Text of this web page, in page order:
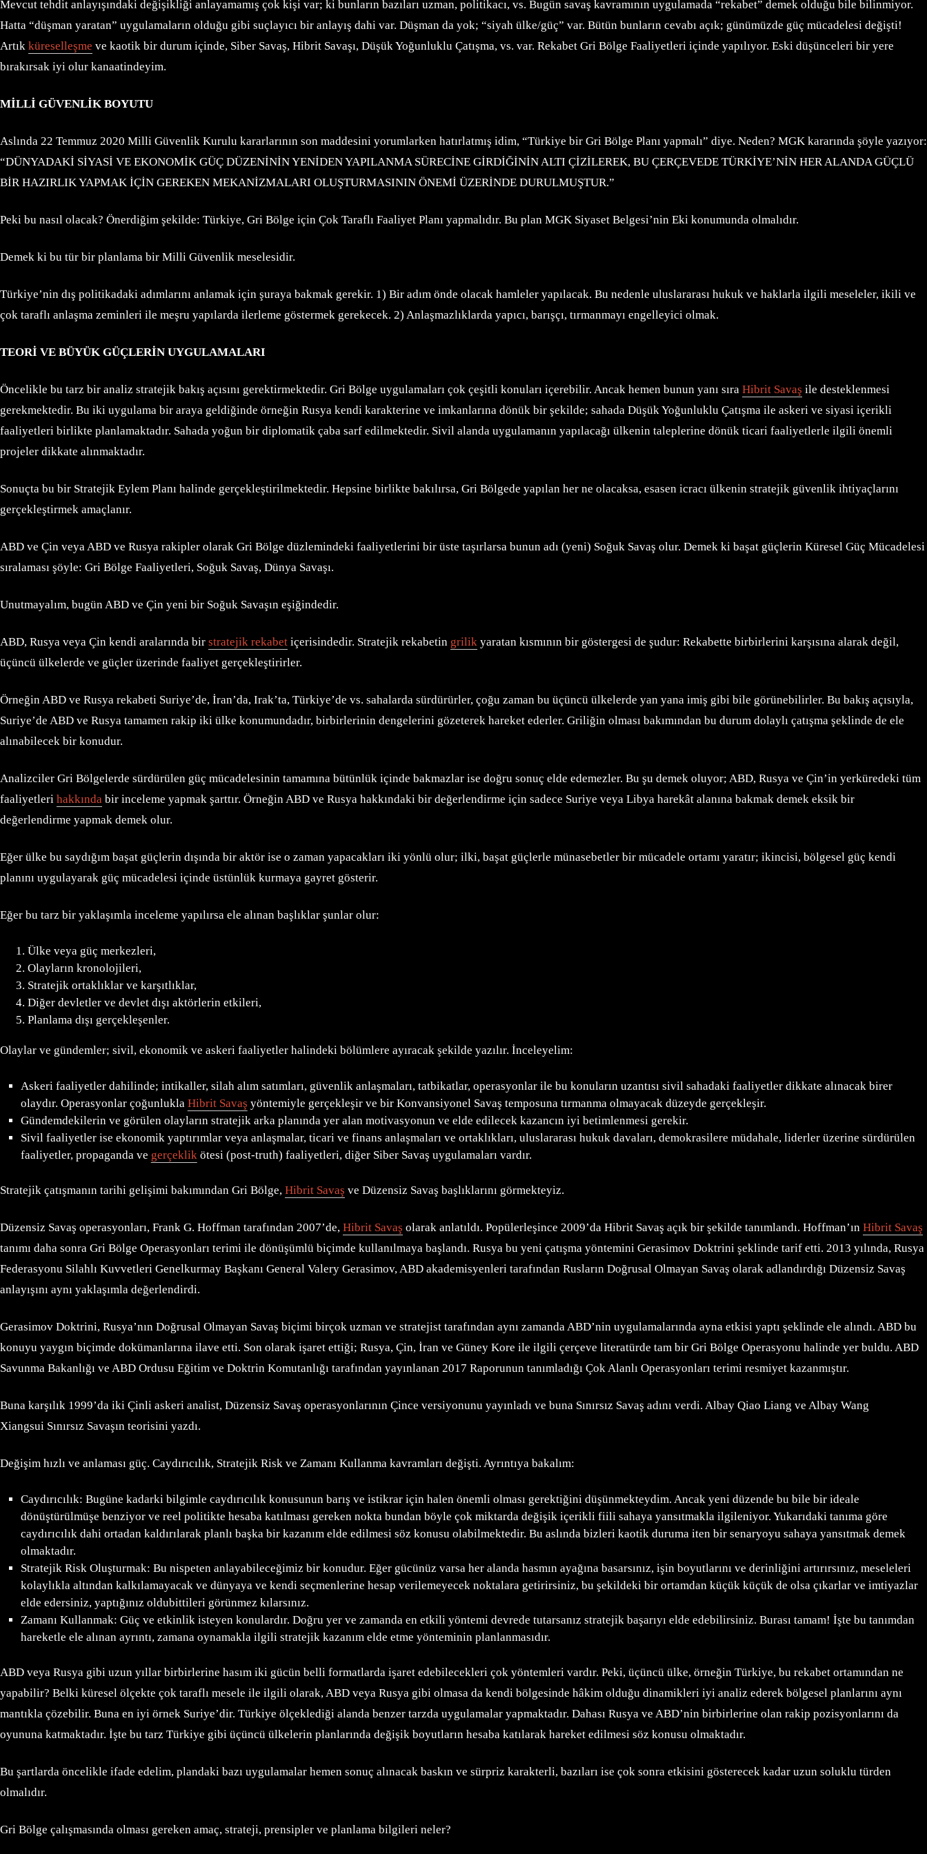
Mevcut tehdit anlayışındaki değişikliği anlayamamış çok kişi var; ki bunların bazıları uzman, politikacı, vs. Bugün savaş kavramının uygulamada “rekabet” demek olduğu bile bilinmiyor.
Hatta “düşman yaratan” uygulamaların olduğu gibi suçlayıcı bir anlayış dahi var. Düşman da yok; “siyah ülke/güç” var. Bütün bunların cevabı açık; günümüzde güç mücadelesi değişti!
Artık küreselleşme ve kaotik bir durum içinde, Siber Savaş, Hibrit Savaşı, Düşük Yoğunluklu Çatışma, vs. var. Rekabet Gri Bölge Faaliyetleri içinde yapılıyor. Eski düşünceleri bir yere
bırakırsak iyi olur kanaatindeyim.
MİLLİ GÜVENLİK BOYUTU
Aslında 22 Temmuz 2020 Milli Güvenlik Kurulu kararlarının son maddesini yorumlarken hatırlatmış idim, “Türkiye bir Gri Bölge Planı yapmalı” diye. Neden? MGK kararında şöyle yazıyor:
“DÜNYADAKİ SİYASİ VE EKONOMİK GÜÇ DÜZENİNİN YENİDEN YAPILANMA SÜRECİNE GİRDİĞİNİN ALTI ÇİZİLEREK, BU ÇERÇEVEDE TÜRKİYE’NİN HER ALANDA GÜÇLÜ
BİR HAZIRLIK YAPMAK İÇİN GEREKEN MEKANİZMALARI OLUŞTURMASININ ÖNEMİ ÜZERİNDE DURULMUŞTUR.”
Peki bu nasıl olacak? Önerdiğim şekilde: Türkiye, Gri Bölge için Çok Taraflı Faaliyet Planı yapmalıdır. Bu plan MGK Siyaset Belgesi’nin Eki konumunda olmalıdır.
Demek ki bu tür bir planlama bir Milli Güvenlik meselesidir.
Türkiye’nin dış politikadaki adımlarını anlamak için şuraya bakmak gerekir. 1) Bir adım önde olacak hamleler yapılacak. Bu nedenle uluslararası hukuk ve haklarla ilgili meseleler, ikili ve
çok taraflı anlaşma zeminleri ile meşru yapılarda ilerleme göstermek gerekecek. 2) Anlaşmazlıklarda yapıcı, barışçı, tırmanmayı engelleyici olmak.
TEORİ VE BÜYÜK GÜÇLERİN UYGULAMALARI
Öncelikle bu tarz bir analiz stratejik bakış açısını gerektirmektedir. Gri Bölge uygulamaları çok çeşitli konuları içerebilir. Ancak hemen bunun yanı sıra Hibrit Savaş ile desteklenmesi
gerekmektedir. Bu iki uygulama bir araya geldiğinde örneğin Rusya kendi karakterine ve imkanlarına dönük bir şekilde; sahada Düşük Yoğunluklu Çatışma ile askeri ve siyasi içerikli
faaliyetleri birlikte planlamaktadır. Sahada yoğun bir diplomatik çaba sarf edilmektedir. Sivil alanda uygulamanın yapılacağı ülkenin taleplerine dönük ticari faaliyetlerle ilgili önemli
projeler dikkate alınmaktadır.
Sonuçta bu bir Stratejik Eylem Planı halinde gerçekleştirilmektedir. Hepsine birlikte bakılırsa, Gri Bölgede yapılan her ne olacaksa, esasen icracı ülkenin stratejik güvenlik ihtiyaçlarını
gerçekleştirmek amaçlanır.
ABD ve Çin veya ABD ve Rusya rakipler olarak Gri Bölge düzlemindeki faaliyetlerini bir üste taşırlarsa bunun adı (yeni) Soğuk Savaş olur. Demek ki başat güçlerin Küresel Güç Mücadelesi
sıralaması şöyle: Gri Bölge Faaliyetleri, Soğuk Savaş, Dünya Savaşı.
Unutmayalım, bugün ABD ve Çin yeni bir Soğuk Savaşın eşiğindedir.
ABD, Rusya veya Çin kendi aralarında bir stratejik rekabet içerisindedir. Stratejik rekabetin grilik yaratan kısmının bir göstergesi de şudur: Rekabette birbirlerini karşısına alarak değil,
üçüncü ülkelerde ve güçler üzerinde faaliyet gerçekleştirirler.
Örneğin ABD ve Rusya rekabeti Suriye’de, İran’da, Irak’ta, Türkiye’de vs. sahalarda sürdürürler, çoğu zaman bu üçüncü ülkelerde yan yana imiş gibi bile görünebilirler. Bu bakış açısıyla,
Suriye’de ABD ve Rusya tamamen rakip iki ülke konumundadır, birbirlerinin dengelerini gözeterek hareket ederler. Griliğin olması bakımından bu durum dolaylı çatışma şeklinde de ele
alınabilecek bir konudur.
Analizciler Gri Bölgelerde sürdürülen güç mücadelesinin tamamına bütünlük içinde bakmazlar ise doğru sonuç elde edemezler. Bu şu demek oluyor; ABD, Rusya ve Çin’in yerküredeki tüm
faaliyetleri hakkında bir inceleme yapmak şarttır. Örneğin ABD ve Rusya hakkındaki bir değerlendirme için sadece Suriye veya Libya harekât alanına bakmak demek eksik bir
değerlendirme yapmak demek olur.
Eğer ülke bu saydığım başat güçlerin dışında bir aktör ise o zaman yapacakları iki yönlü olur; ilki, başat güçlerle münasebetler bir mücadele ortamı yaratır; ikincisi, bölgesel güç kendi
planını uygulayarak güç mücadelesi içinde üstünlük kurmaya gayret gösterir.
Eğer bu tarz bir yaklaşımla inceleme yapılırsa ele alınan başlıklar şunlar olur:
Ülke veya güç merkezleri,
Olayların kronolojileri,
Stratejik ortaklıklar ve karşıtlıklar,
Diğer devletler ve devlet dışı aktörlerin etkileri,
Planlama dışı gerçekleşenler.
Olaylar ve gündemler; sivil, ekonomik ve askeri faaliyetler halindeki bölümlere ayıracak şekilde yazılır. İnceleyelim:
Askeri faaliyetler dahilinde; intikaller, silah alım satımları, güvenlik anlaşmaları, tatbikatlar, operasyonlar ile bu konuların uzantısı sivil sahadaki faaliyetler dikkate alınacak birer
olaydır. Operasyonlar çoğunlukla Hibrit Savaş yöntemiyle gerçekleşir ve bir Konvansiyonel Savaş temposuna tırmanma olmayacak düzeyde gerçekleşir.
Gündemdekilerin ve görülen olayların stratejik arka planında yer alan motivasyonun ve elde edilecek kazancın iyi betimlenmesi gerekir.
Sivil faaliyetler ise ekonomik yaptırımlar veya anlaşmalar, ticari ve finans anlaşmaları ve ortaklıkları, uluslararası hukuk davaları, demokrasilere müdahale, liderler üzerine sürdürülen
faaliyetler, propaganda ve gerçeklikötesi (post-truth) faaliyetleri, diğer Siber Savaş uygulamaları vardır.
Stratejik çatışmanın tarihi gelişimi bakımından Gri Bölge, Hibrit Savaş ve Düzensiz Savaş başlıklarını görmekteyiz.
Düzensiz Savaş operasyonları, Frank G. Hoffman tarafından 2007’de, Hibrit Savaş olarak anlatıldı. Popülerleşince 2009’da Hibrit Savaş açık bir şekilde tanımlandı. Hoffman’ın Hibrit Savaş
tanımı daha sonra Gri Bölge Operasyonları terimi ile dönüşümlü biçimde kullanılmaya başlandı. Rusya bu yeni çatışma yöntemini Gerasimov Doktrini şeklinde tarif etti. 2013 yılında, Rusya
Federasyonu Silahlı Kuvvetleri Genelkurmay Başkanı General Valery Gerasimov, ABD akademisyenleri tarafından Rusların Doğrusal Olmayan Savaş olarak adlandırdığı Düzensiz Savaş
anlayışını aynı yaklaşımla değerlendirdi.
Gerasimov Doktrini, Rusya’nın Doğrusal Olmayan Savaş biçimi birçok uzman ve stratejist tarafından aynı zamanda ABD’nin uygulamalarında ayna etkisi yaptı şeklinde ele alındı. ABD bu
konuyu yaygın biçimde dokümanlarına ilave etti. Son olarak işaret ettiği; Rusya, Çin, İran ve Güney Kore ile ilgili çerçeve literatürde tam bir Gri Bölge Operasyonu halinde yer buldu. ABD
Savunma Bakanlığı ve ABD Ordusu Eğitim ve Doktrin Komutanlığı tarafından yayınlanan 2017 Raporunun tanımladığı Çok Alanlı Operasyonları terimi resmiyet kazanmıştır.
Buna karşılık 1999’da iki Çinli askeri analist, Düzensiz Savaş operasyonlarının Çince versiyonunu yayınladı ve buna Sınırsız Savaş adını verdi. Albay Qiao Liang ve Albay Wang
Xiangsui Sınırsız Savaşın teorisini yazdı.
Değişim hızlı ve anlaması güç. Caydırıcılık, Stratejik Risk ve Zamanı Kullanma kavramları değişti. Ayrıntıya bakalım:
Caydırıcılık: Bugüne kadarki bilgimle caydırıcılık konusunun barış ve istikrar için halen önemli olması gerektiğini düşünmekteydim. Ancak yeni düzende bu bile bir ideale
dönüştürülmüşe benziyor ve reel politikte hesaba katılması gereken nokta bundan böyle çok miktarda değişik içerikli fiili sahaya yansıtmakla ilgileniyor. Yukarıdaki tanıma göre
caydırıcılık dahi ortadan kaldırılarak planlı başka bir kazanım elde edilmesi söz konusu olabilmektedir. Bu aslında bizleri kaotik duruma iten bir senaryoyu sahaya yansıtmak demek
olmaktadır.
Stratejik Risk Oluşturmak: Bu nispeten anlayabileceğimiz bir konudur. Eğer gücünüz varsa her alanda hasmın ayağına basarsınız, işin boyutlarını ve derinliğini artırırsınız, meseleleri
kolaylıkla altından kalkılamayacak ve dünyaya ve kendi seçmenlerine hesap verilemeyecek noktalara getirirsiniz, bu şekildeki bir ortamdan küçük küçük de olsa çıkarlar ve imtiyazlar
elde edersiniz, yaptığınız oldubittileri görünmez kılarsınız.
Zamanı Kullanmak: Güç ve etkinlik isteyen konulardır. Doğru yer ve zamanda en etkili yöntemi devrede tutarsanız stratejik başarıyı elde edebilirsiniz. Burası tamam! İşte bu tanımdan
hareketle ele alınan ayrıntı, zamana oynamakla ilgili stratejik kazanım elde etme yönteminin planlanmasıdır.
ABD veya Rusya gibi uzun yıllar birbirlerine hasım iki gücün belli formatlarda işaret edebilecekleri çok yöntemleri vardır. Peki, üçüncü ülke, örneğin Türkiye, bu rekabet ortamından ne
yapabilir? Belki küresel ölçekte çok taraflı mesele ile ilgili olarak, ABD veya Rusya gibi olmasa da kendi bölgesinde hâkim olduğu dinamikleri iyi analiz ederek bölgesel planlarını aynı
mantıkla çözebilir. Buna en iyi örnek Suriye’dir. Türkiye ölçeklediği alanda benzer tarzda uygulamalar yapmaktadır. Dahası Rusya ve ABD’nin birbirlerine olan rakip pozisyonlarını da
oyununa katmaktadır. İşte bu tarz Türkiye gibi üçüncü ülkelerin planlarında değişik boyutların hesaba katılarak hareket edilmesi söz konusu olmaktadır.
Bu şartlarda öncelikle ifade edelim, plandaki bazı uygulamalar hemen sonuç alınacak baskın ve sürpriz karakterli, bazıları ise çok sonra etkisini gösterecek kadar uzun soluklu türden
olmalıdır.
Gri Bölge çalışmasında olması gereken amaç, strateji, prensipler ve planlama bilgileri neler?